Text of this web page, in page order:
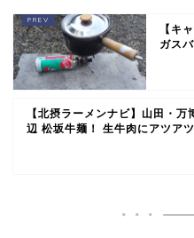
【キ
ガス
【北摂ラーメンナビ】山田・万
辺 松坂牛麺！ 生牛肉にアツア